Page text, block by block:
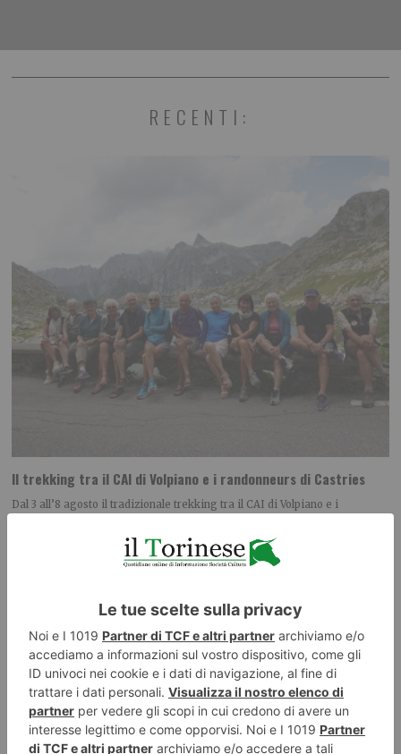
RECENTI:
Il trekking tra il CAI di Volpiano e i randonneurs di Castries
Dal 3 all’8 agosto il tradizionale trekking tra il CAI di Volpiano e i